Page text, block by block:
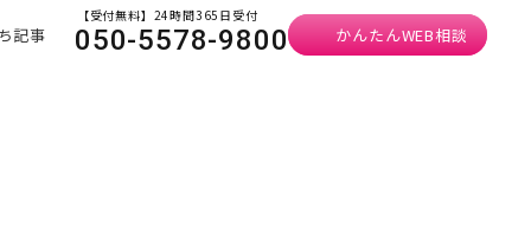
記事
【受付無料】24時間365日受付
050-5578-9800 かんたんWEB相談